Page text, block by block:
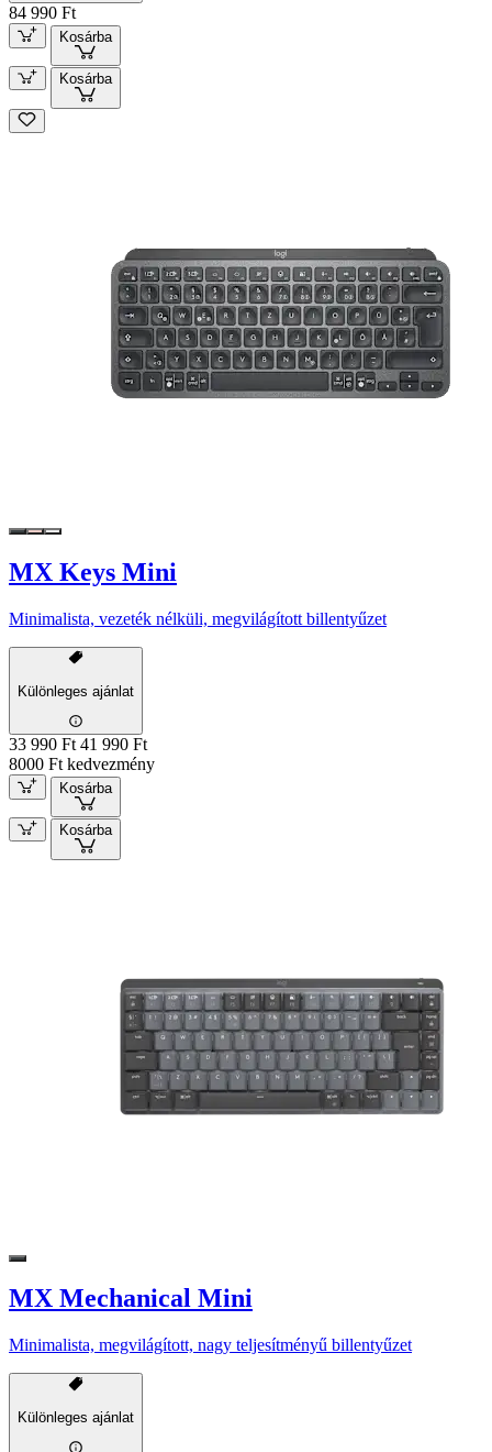
84 990 Ft
Kosárba
Kosárba
MX Keys Mini
Minimalista, vezeték nélküli, megvilágított billentyűzet
Különleges ajánlat
33 990 Ft 41 990 Ft
8000 Ft kedvezmény
Kosárba
Kosárba
MX Mechanical Mini
Minimalista, megvilágított, nagy teljesítményű billentyűzet
Különleges ajánlat